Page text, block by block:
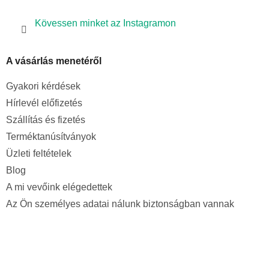
Kövessen minket az Instagramon
A vásárlás menetéről
Gyakori kérdések
Hírlevél előfizetés
Szállítás és fizetés
Terméktanúsítványok
Üzleti feltételek
Blog
A mi vevőink elégedettek
Az Ön személyes adatai nálunk biztonságban vannak